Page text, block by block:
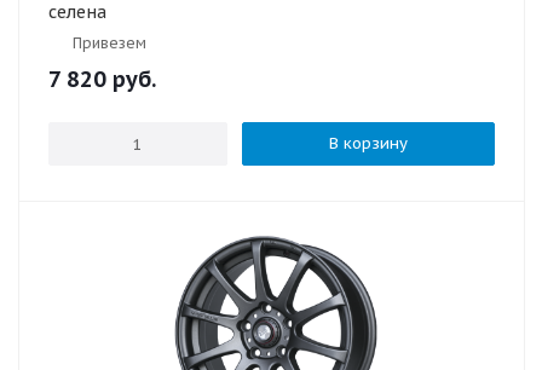
селена
Привезем
7 820 руб.
В корзину